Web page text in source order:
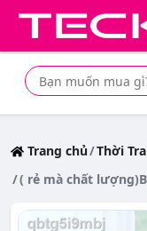
Tìm mua sản
Trang chủ Thời
( rẻ mà chất lượng)Bộ đồ ngủ nhung san